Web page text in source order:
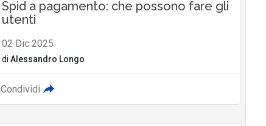
Spid a pagamento: che possono fare gli
utenti
02 Dic 2025
di Alessandro Longo
Condividi